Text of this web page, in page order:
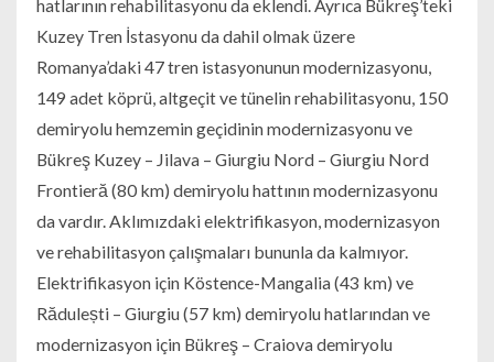
hatlarının rehabilitasyonu da eklendi. Ayrıca Bükreş’teki
Kuzey Tren İstasyonu da dahil olmak üzere
Romanya’daki 47 tren istasyonunun modernizasyonu,
149 adet köprü, altgeçit ve tünelin rehabilitasyonu, 150
demiryolu hemzemin geçidinin modernizasyonu ve
Bükreş Kuzey – Jilava – Giurgiu Nord – Giurgiu Nord
Frontieră (80 km) demiryolu hattının modernizasyonu
da vardır. Aklımızdaki elektrifikasyon, modernizasyon
ve rehabilitasyon çalışmaları bununla da kalmıyor.
Elektrifikasyon için Köstence-Mangalia (43 km) ve
Rădulești – Giurgiu (57 km) demiryolu hatlarından ve
modernizasyon için Bükreş – Craiova demiryolu